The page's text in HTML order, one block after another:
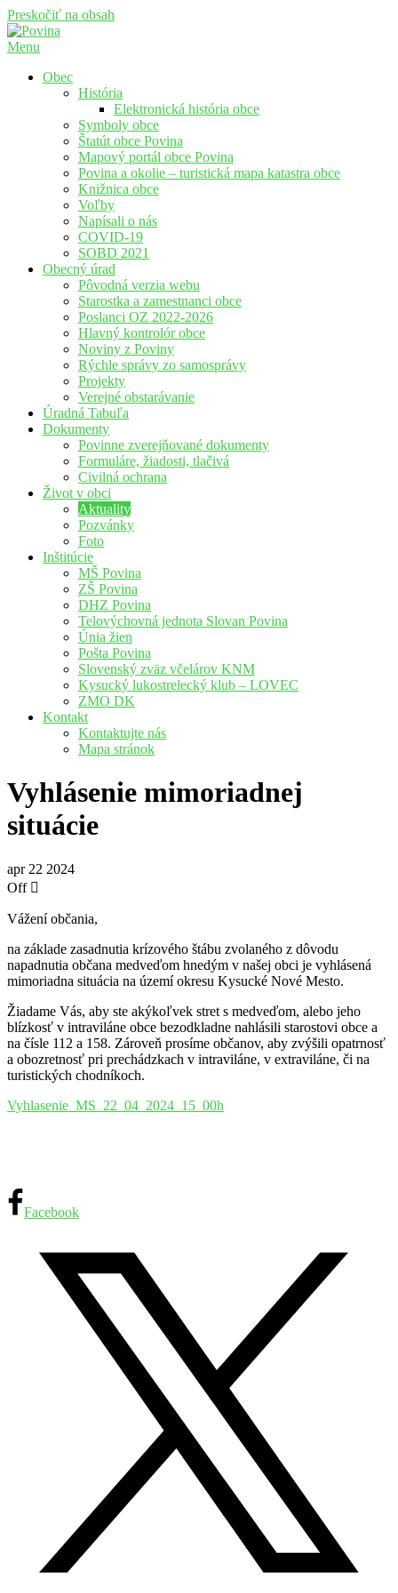
Preskočiť na obsah
Menu
Obec
História
Elektronická história obce
Symboly obce
Štatút obce Povina
Mapový portál obce Povina
Povina a okolie – turistická mapa katastra obce
Knižnica obce
Voľby
Napísali o nás
COVID-19
SOBD 2021
Obecný úrad
Pôvodná verzia webu
Starostka a zamestnanci obce
Poslanci OZ 2022-2026
Hlavný kontrolór obce
Noviny z Poviny
Rýchle správy zo samosprávy
Projekty
Verejné obstarávanie
Úradná Tabuľa
Dokumenty
Povinne zverejňované dokumenty
Formuláre, žiadosti, tlačivá
Civilná ochrana
Život v obci
Aktuality
Pozvánky
Foto
Inštitúcie
MŠ Povina
ZŠ Povina
DHZ Povina
Telovýchovná jednota Slovan Povina
Únia žien
Pošta Povina
Slovenský zväz včelárov KNM
Kysucký lukostrelecký klub – LOVEC
ZMO DK
Kontakt
Kontaktujte nás
Mapa stránok
Vyhlásenie mimoriadnej
situácie
apr 22 2024
Off
Vážení občania,
na základe zasadnutia krízového štábu zvolaného z dôvodu
napadnutia občana medveďom hnedým v našej obci je vyhlásená
mimoriadna situácia na území okresu Kysucké Nové Mesto.
Žiadame Vás, aby ste akýkoľvek stret s medveďom, alebo jeho
blízkosť v intraviláne obce bezodkladne nahlásili starostovi obce a
na čísle 112 a 158. Zároveň prosíme občanov, aby zvýšili opatrnosť
a obozretnosť pri prechádzkach v intraviláne, v extraviláne, či na
turistických chodníkoch.
Vyhlasenie_MS_22_04_2024_15_00h
Facebook